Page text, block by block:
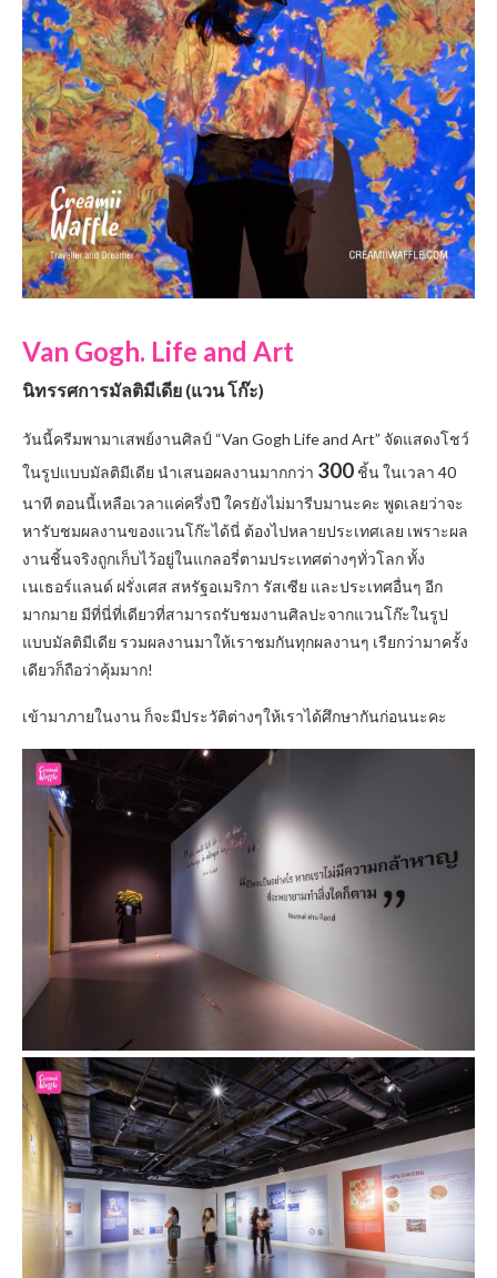
Van Gogh. Life and Art
นิทรรศการมัลติมีเดีย (แวน โก๊ะ)
วันนี้ครีมพามาเสพย์งานศิลป์ “Van Gogh Life and Art” จัดแสดงโชว์
ในรูปแบบมัลติมีเดีย นำเสนอผลงานมากกว่า 300 ชิ้น ในเวลา 40
นาที ตอนนี้เหลือเวลาแค่ครึ่งปี ใครยังไม่มารีบมานะคะ พูดเลยว่าจะ
หารับชมผลงานของแวนโก๊ะได้นี่ ต้องไปหลายประเทศเลย เพราะผล
งานชิ้นจริงถูกเก็บไว้อยู่ในแกลอรี่ตามประเทศต่างๆทั่วโลก ทั้ง
เนเธอร์แลนด์ ฝรั่งเศส สหรัฐอเมริกา รัสเซีย และประเทศอื่นๆ อีก
มากมาย มีที่นี่ที่เดียวที่สามารถรับชมงานศิลปะจากแวนโก๊ะในรูป
แบบมัลติมีเดีย รวมผลงานมาให้เราชมกันทุกผลงานๆ เรียกว่ามาครั้ง
เดียวก็ถือว่าคุ้มมาก!
เข้ามาภายในงาน ก็จะมีประวัติต่างๆให้เราได้ศึกษากันก่อนนะคะ